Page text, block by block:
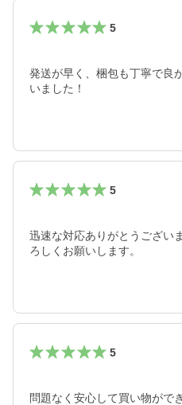
5
発送が早く、梱包も丁寧で良
いました！
5
迅速な対応ありがとうござい
ろしくお願いします。
5
問題なく安心して買い物がで